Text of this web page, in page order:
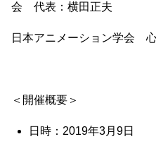
会 代表：横田正夫
日本アニメーション学会
＜開催概要＞
日時：2019年3月9日